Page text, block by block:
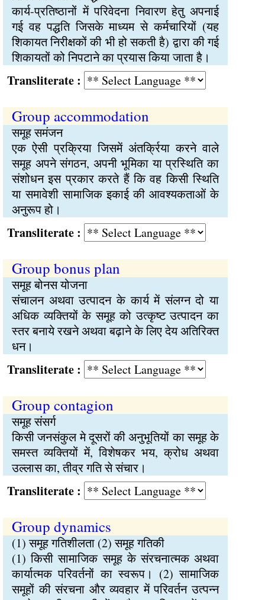
कार्य-प्रतिष्ठानों में परिवेदना निवारण हेतु अपनाई
गई वह पद्धति जिसके माध्यम से कर्मचारियों (यह
शिकायत निरीक्षकों की भी हो सकती है) द्वारा की गई
शिकायतों को निपटाने का प्रयास किया जाता है।
:
Group accommodation
समूह समंजन
एक ऐसी प्रक्रिया जिसमें अंतर्क्रिया करने वाले
समूह अपने संगठन, अपनी भूमिका या प्रस्थिति का
संशोधन इस प्रकार करते हैं कि वह किसी स्थिति
या समावेशी सामाजिक इकाई की आवश्यकताओं के
अनुरूप हो।
:
Group bonus plan
समूह बोनस योजना
संचालन अथवा उत्पादन के कार्य में संलग्न दो या
अधिक व्यक्तियों के समूह को उत्कृष्ट उत्पादन का
स्तर बनाये रखने अथवा बढ़ाने के लिए देय अतिरिक्त
धन।
:
Group contagion
समूह संसर्ग
किसी जनसंकुल मे दूसरों की अनुभूतियों का समूह के
समस्त व्यक्तियों में, विशेषकर भय, क्रोध अथवा
उल्लास का, तीव्र गति से संचार।
:
Group dynamics
(1) समूह गतिशीलता (2) समूह गतिकी
(1) किसी सामाजिक समूह के संरचनात्मक अथवा
कार्यात्मक परिवर्तनों का स्वरूप। (2) सामाजिक
समूहों की संरचना और व्यवहार में परिवर्तन उत्पन्न